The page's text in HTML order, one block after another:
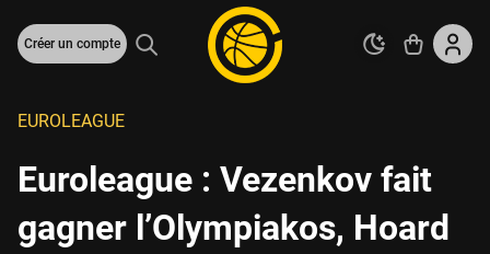
Créer un compte
EUROLEAGUE
Euroleague : Vezenkov fait
gagner l’Olympiakos, Hoard